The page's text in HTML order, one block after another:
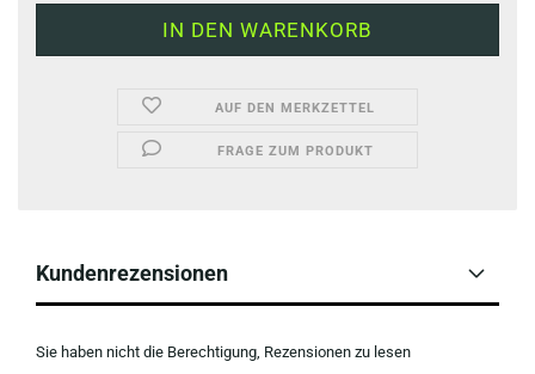
AUF DEN MERKZETTEL
FRAGE ZUM PRODUKT
Kundenrezensionen
Sie haben nicht die Berechtigung, Rezensionen zu lesen